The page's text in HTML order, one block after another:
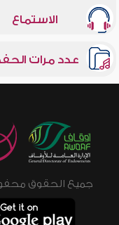
الاستماع
عدد مرات
جميع الحقوق محفوظة © 2026 - 1998